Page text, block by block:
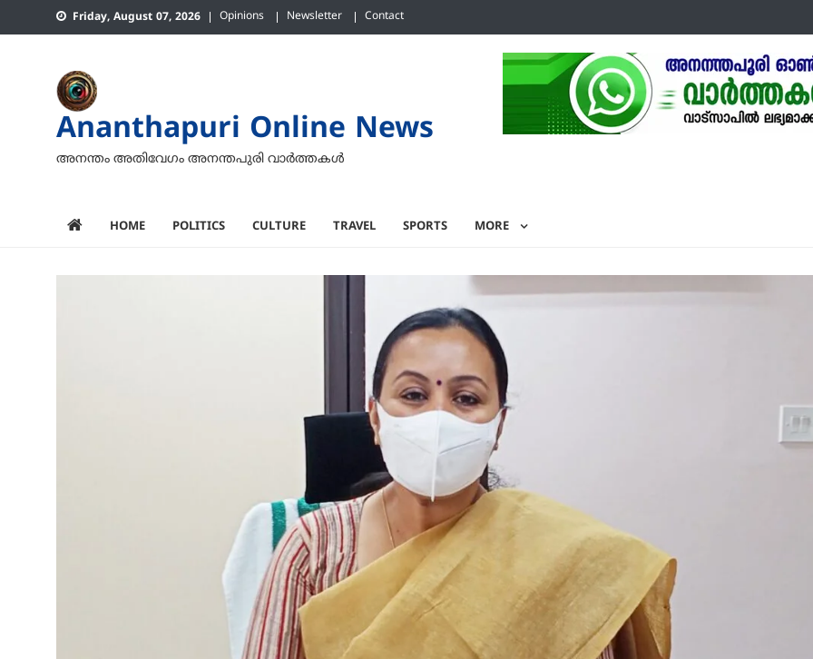
to
Friday, August 07, 2026 Opinions Newsletter Contact
Ananthapuri Online News
അനന്തം അതിവേഗം അനന്തപുരി വാര്‍ത്തകള്‍
HOME POLITICS CULTURE TRAVEL SPORTS MORE